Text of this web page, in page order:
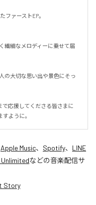
ファーストEP。
繊細なメロディーに乗せて届
の大切な思い出や景色にそっ
で応援してくださる皆さまに
ように。
Apple Music、 Spotify、 LINE
Unlimitedなどの音楽配信サ
Story